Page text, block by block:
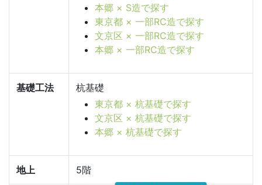
本郷 × S造で探す
東京都 × 一部RC造で探す
文京区 × 一部RC造で探す
本郷 × 一部RC造で探す
基礎工法
杭基礎
東京都 × 杭基礎で探す
文京区 × 杭基礎で探す
本郷 × 杭基礎で探す
地上 5階